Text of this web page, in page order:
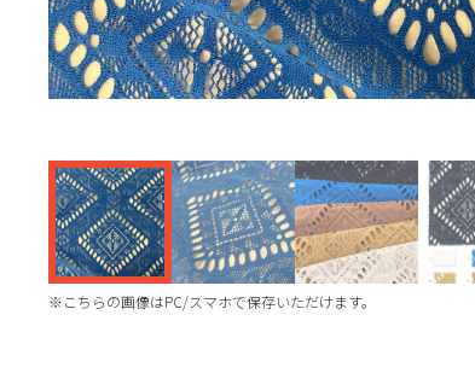
※こちらの画像はPC/スマホで保存いただけます。